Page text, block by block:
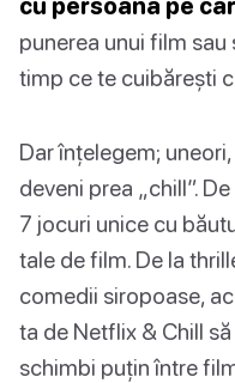
cu persoana pe
punerea unui film
timp ce te cuibărești
Dar înțelegem;
deveni prea „chill”.
7 jocuri unice cu
tale de film. De la
comedii siropoase,
ta de Netflix & Chill
schimbi puțin între